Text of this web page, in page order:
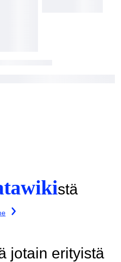
stä
jotain erityistä